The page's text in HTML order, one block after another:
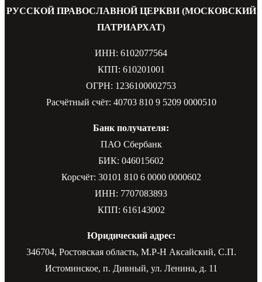
РУССКОЙ ПРАВОСЛАВНОЙ ЦЕРКВИ (МОСКОВСКИЙ
ПАТРИАРХАТ)
ИНН: 6102077564
КПП: 610201001
ОГРН: 1236100002753
Расчётный счёт: 40703 810 9 5209 0000510
Банк получателя:
ПАО Сбербанк
БИК: 046015602
Корсчёт: 30101 810 6 0000 0000602
ИНН: 7707083893
КПП: 616143002
Юридический адрес:
346704, Ростовская область, М.Р-Н Аксайский, С.П.
Истоминское, п. Дивный, ул. Ленина, д. 11